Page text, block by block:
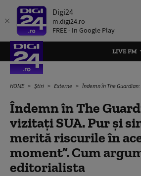
Digi24
m.digi24.ro
FREE - In Google Play
LIVE FM
HOME Știri Externe Îndemn în The Guardian: „Nu vizitați SUA. Pur și simplu
Îndemn în The
vizitați SUA. Pur și
merită riscurile în
moment”. Cum
editorialista